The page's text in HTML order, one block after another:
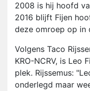
2008 is hij hoofd
2016 blijft Fijen
deze omroep op in
Volgens Taco
KRO-NCRV, is Leo
plek. Rijssemus:
onderlegd maar